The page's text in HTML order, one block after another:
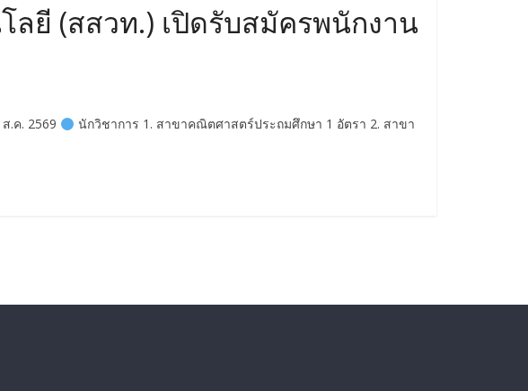
ลยี (สสวท.) เปิดรับสมัครพนักงาน
.ค. 2569
นักวิชาการ 1. สาขาคณิตศาสตร์ประถมศึกษา 1 อัตรา 2. สาขา